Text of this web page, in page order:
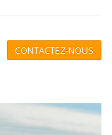
CONTACTEZ-NOUS